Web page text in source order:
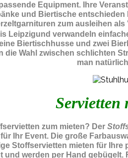
Equipment.
Ihre
und Biertische
zum ausleihen
Leipzigund verwandeln
Biertischhusse und zwei
die Wahl zwischen schlichten
man
Servietten
zum mieten? Der
Ihr Event. Die große
Stoffservietten mieten für
werden per Hand